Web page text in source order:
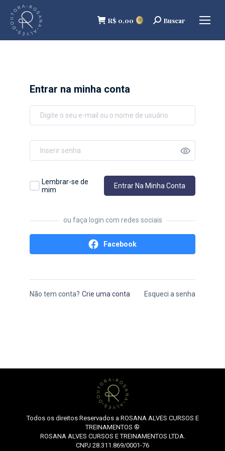
R$ 0,00 0 Buscar
Buscar
Entrar na minha conta
Facebook
ou faça login com redes sociais
Lembrar-se de
mim
Entrar Na Minha Conta
Não tem conta? Crie uma conta Esqueci a senha
Todos os direitos Reservados a ROSANA ALVES CURSOS E
TREINAMENTOS ®
ROSANA ALVES CURSOS E TREINAMENTOS LTDA.
CNPJ 28.311.869/0001-76